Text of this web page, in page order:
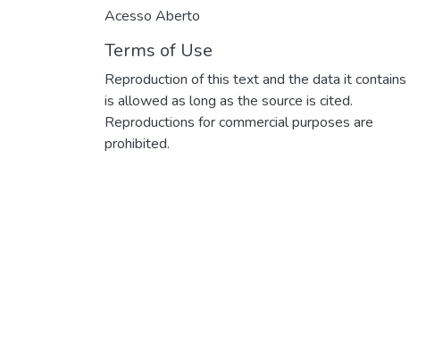
Acesso Aberto
Terms of Use
Reproduction of this text and the data it contains
is allowed as long as the source is cited.
Reproductions for commercial purposes are
prohibited.